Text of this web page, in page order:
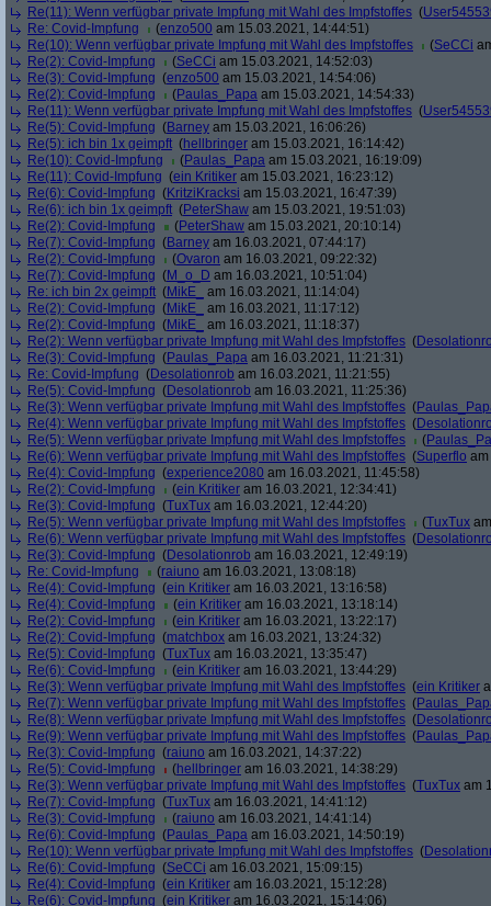
Re(11): Wenn verfügbar private Impfung mit Wahl des Impfstoffes (
Re: Covid-Impfung
(enzo500 am 15.03.2021, 14:44:51)
Re(10): Wenn verfügbar private Impfung mit Wahl des Impfstoffes
(SeCCi
Re(2): Covid-Impfung
(SeCCi am 15.03.2021, 14:52:03)
Re(3): Covid-Impfung (enzo500 am 15.03.2021, 14:54:06)
Re(2): Covid-Impfung
(Paulas_Papa am 15.03.2021, 14:54:33)
Re(11): Wenn verfügbar private Impfung mit Wahl des Impfstoffes (
Re(5): Covid-Impfung (Barney am 15.03.2021, 16:06:26)
Re(5): ich bin 1x geimpft (hellbringer am 15.03.2021, 16:14:42)
Re(10): Covid-Impfung
(Paulas_Papa am 15.03.2021, 16:19:09)
Re(11): Covid-Impfung (ein Kritiker am 15.03.2021, 16:23:12)
Re(6): Covid-Impfung (KritziKracksi am 15.03.2021, 16:47:39)
Re(6): ich bin 1x geimpft (PeterShaw am 15.03.2021, 19:51:03)
Re(2): Covid-Impfung
(PeterShaw am 15.03.2021, 20:10:14)
Re(7): Covid-Impfung (Barney am 16.03.2021, 07:44:17)
Re(2): Covid-Impfung
(Ovaron am 16.03.2021, 09:22:32)
Re(7): Covid-Impfung (M_o_D am 16.03.2021, 10:51:04)
Re: ich bin 2x geimpft (MikE_
am 16.03.2021, 11:14:04)
Re(2): Covid-Impfung (MikE_
am 16.03.2021, 11:17:12)
Re(2): Covid-Impfung (MikE_
am 16.03.2021, 11:18:37)
Re(2): Wenn verfügbar private Impfung mit Wahl des Impfstoffes (
Re(3): Covid-Impfung (Paulas_Papa am 16.03.2021, 11:21:31)
Re: Covid-Impfung (Desolationrob am 16.03.2021, 11:21:55)
Re(5): Covid-Impfung (Desolationrob am 16.03.2021, 11:25:36)
Re(3): Wenn verfügbar private Impfung mit Wahl des Impfstoffes (
Re(4): Wenn verfügbar private Impfung mit Wahl des Impfstoffes (
Re(5): Wenn verfügbar private Impfung mit Wahl des Impfstoffes
(
Re(6): Wenn verfügbar private Impfung mit Wahl des Impfstoffes (Superflo
Re(4): Covid-Impfung (experience2080 am 16.03.2021, 11:45:58)
Re(2): Covid-Impfung
(ein Kritiker am 16.03.2021, 12:34:41)
Re(3): Covid-Impfung (TuxTux am 16.03.2021, 12:44:20)
Re(5): Wenn verfügbar private Impfung mit Wahl des Impfstoffes
(TuxTux
Re(6): Wenn verfügbar private Impfung mit Wahl des Impfstoffes (
Re(3): Covid-Impfung (Desolationrob am 16.03.2021, 12:49:19)
Re: Covid-Impfung
(raiuno am 16.03.2021, 13:08:18)
Re(4): Covid-Impfung (ein Kritiker am 16.03.2021, 13:16:58)
Re(4): Covid-Impfung
(ein Kritiker am 16.03.2021, 13:18:14)
Re(2): Covid-Impfung
(ein Kritiker am 16.03.2021, 13:22:17)
Re(2): Covid-Impfung (matchbox am 16.03.2021, 13:24:32)
Re(5): Covid-Impfung (TuxTux am 16.03.2021, 13:35:47)
Re(6): Covid-Impfung
(ein Kritiker am 16.03.2021, 13:44:29)
Re(3): Wenn verfügbar private Impfung mit Wahl des Impfstoffes (ein Kritiker
Re(7): Wenn verfügbar private Impfung mit Wahl des Impfstoffes (
Re(8): Wenn verfügbar private Impfung mit Wahl des Impfstoffes (
Re(9): Wenn verfügbar private Impfung mit Wahl des Impfstoffes (
Re(3): Covid-Impfung (raiuno am 16.03.2021, 14:37:22)
Re(5): Covid-Impfung
(hellbringer am 16.03.2021, 14:38:29)
Re(3): Wenn verfügbar private Impfung mit Wahl des Impfstoffes (TuxTux am
Re(7): Covid-Impfung (TuxTux am 16.03.2021, 14:41:12)
Re(3): Covid-Impfung
(raiuno am 16.03.2021, 14:41:14)
Re(6): Covid-Impfung (Paulas_Papa am 16.03.2021, 14:50:19)
Re(10): Wenn verfügbar private Impfung mit Wahl des Impfstoffes (
Re(6): Covid-Impfung (SeCCi am 16.03.2021, 15:09:15)
Re(4): Covid-Impfung (ein Kritiker am 16.03.2021, 15:12:28)
Re(6): Covid-Impfung (ein Kritiker am 16.03.2021, 15:14:06)